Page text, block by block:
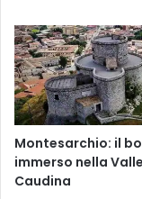
Montesarchio: il
immerso nella Valle
Caudina